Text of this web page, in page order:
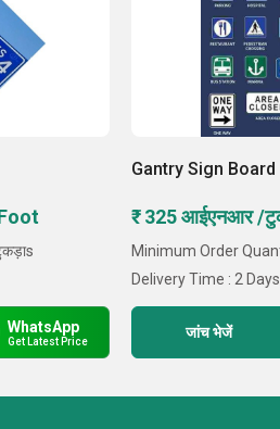
Corporation:
WhatsApp
Get Latest Price
Gantry Sign Board
₹ 325 आईएनआर /
Minimum Order
Delivery Time : 2 Days
जांच भेजें